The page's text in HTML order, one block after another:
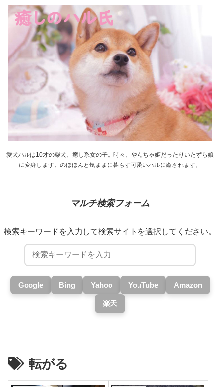
愛犬ハルは10才の柴犬、癒し系女の子。時々、やんちゃ姫だったりいたずら娘
に変身します。のほほんと気ままに暮らす可愛いハルに癒されます。
マルチ検索フォーム
検索キーワードを入力して検索サイトを選択してください。
Google Bing Yahoo YouTube Amazon
楽天
転がる